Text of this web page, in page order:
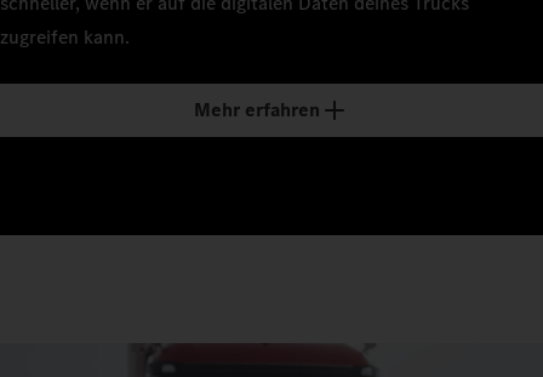
zugreifen kann.
Mehr erfahren